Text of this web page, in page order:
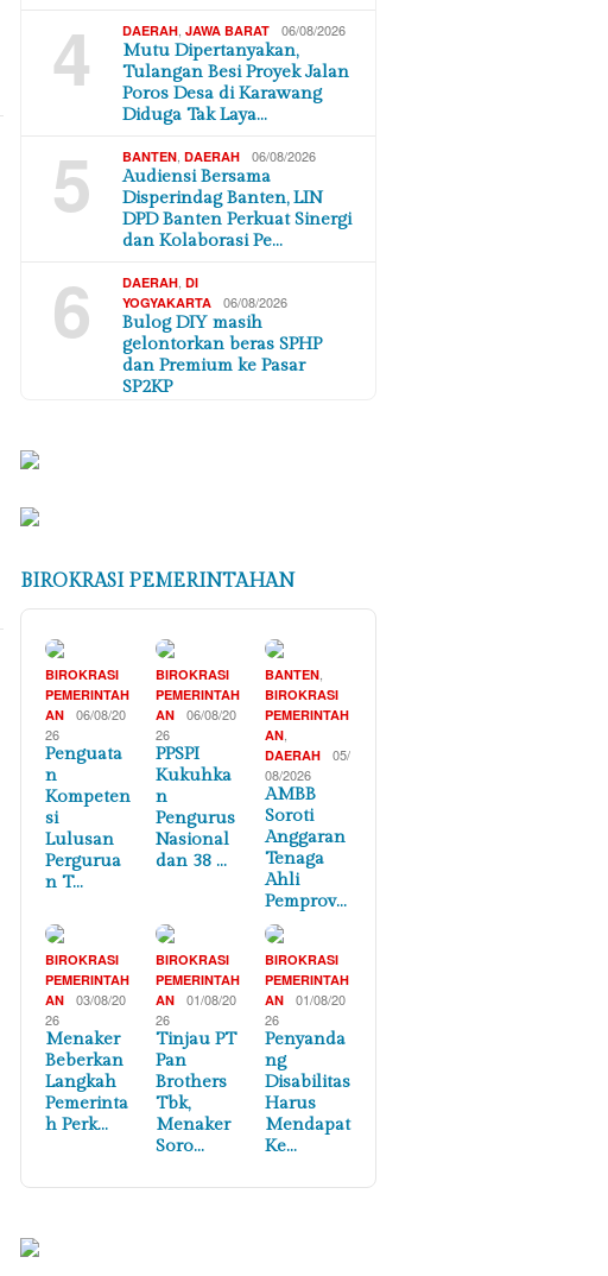
4 DAERAH ,JAWA BARAT 06/08/2026
Mutu Dipertanyakan,
Tulangan Besi Proyek Jalan
Poros Desa di Karawang
Diduga Tak Laya…
5 BANTEN ,DAERAH 06/08/2026
Audiensi Bersama
Disperindag Banten, LIN
DPD Banten Perkuat Sinergi
dan Kolaborasi Pe…
6 DAERAH ,DI
YOGYAKARTA
06/08/2026
Bulog DIY masih
gelontorkan beras SPHP
dan Premium ke Pasar
SP2KP
BIROKRASI PEMERINTAHAN
BIROKRASI
PEMERINTAH
AN
06/08/20
26
Penguata
n
Kompeten
si
Lulusan
Pergurua
n T…
BIROKRASI
PEMERINTAH
AN
06/08/20
26
PPSPI
Kukuhka
n
Pengurus
Nasional
dan 38 …
BANTEN
BIROKRASI
PEMERINTAH
AN
DAERAH
05/
08/2026
AMBB
Soroti
Anggaran
Tenaga
Ahli
Pemprov…
BIROKRASI
PEMERINTAH
AN
03/08/20
26
Menaker
Beberkan
Langkah
Pemerinta
h Perk…
BIROKRASI
PEMERINTAH
AN
01/08/20
26
Tinjau PT
Pan
Brothers
Tbk,
Menaker
Soro…
BIROKRASI
PEMERINTAH
AN
01/08/20
26
Penyanda
ng
Disabilitas
Harus
Mendapat
Ke…